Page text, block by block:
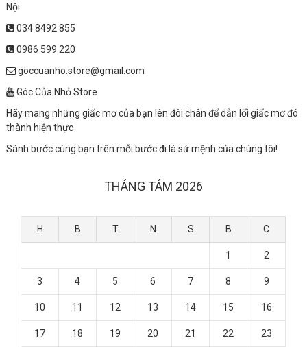
Nội
034 8492 855
0986 599 220
goccuanho.store@gmail.com
Góc Của Nhỏ Store
Hãy mang những giấc mơ của bạn lên đôi chân để dẫn lối giấc mơ đó
thành hiện thực
Sánh bước cùng bạn trên mỗi bước đi là sứ mệnh của chúng tôi!
THÁNG TÁM 2026
H B T N S B C
1 2
3 4 5 6 7 8 9
10 11 12 13 14 15 16
17 18 19 20 21 22 23